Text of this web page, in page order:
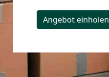
Angebot einholen